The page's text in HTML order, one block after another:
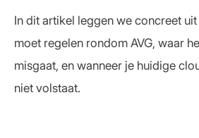
In dit artikel leggen we concreet
moet regelen rondom AVG, waar
misgaat, en wanneer je huidige
niet volstaat.